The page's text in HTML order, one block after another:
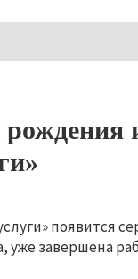
уже завершена